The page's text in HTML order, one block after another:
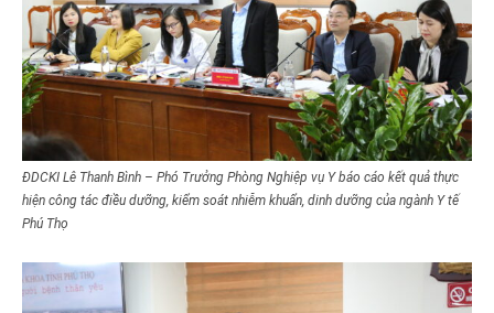
ĐDCKI Lê Thanh Bình – Phó Trưởng Phòng Nghiệp vụ Y báo cáo kết quả thực
hiện công tác điều dưỡng, kiểm soát nhiễm khuẩn, dinh dưỡng của ngành Y tế
Phú Thọ